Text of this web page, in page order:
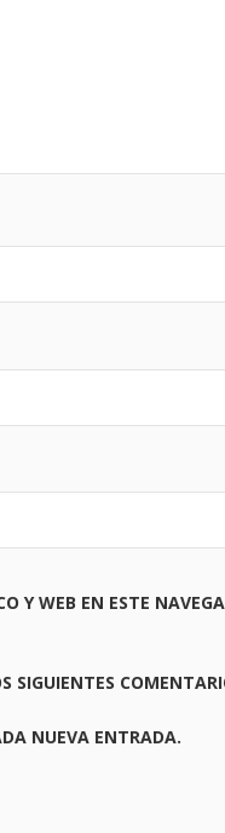
Y WEB EN ESTE
SIGUIENTES
NUEVA ENTRADA.